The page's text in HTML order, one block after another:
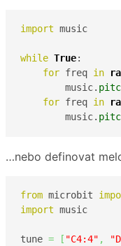
import music
while True:
for freq in
        music.
for freq in
        music.
…nebo definovat
from microbit
import music
tune = [ "C4:4" ,